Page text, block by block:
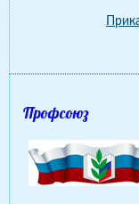
Профсоюз